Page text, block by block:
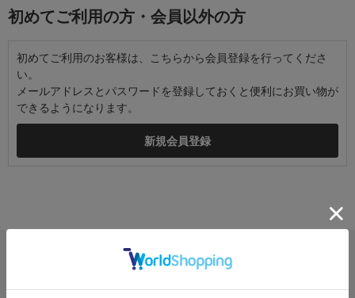
初めてご利用の方・会員以外の方
初めてご利用のお客様は、こちらから会員登録を行ってくださ
い。
メールアドレスとパスワードを登録しておくと便利にお買い物が
できるようになります。